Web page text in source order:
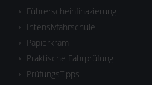
Führerscheinfinazierung
Intensivfahrschule
Papierkram
Praktische Fahrprüfung
PrüfungsTipps